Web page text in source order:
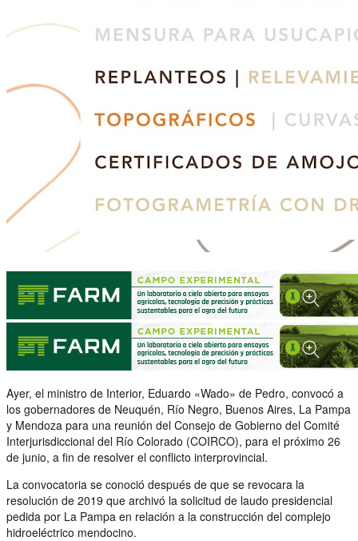
Ayer, el ministro de Interior, Eduardo «Wado» de Pedro, convocó a
los gobernadores de Neuquén, Río Negro, Buenos Aires, La Pampa
y Mendoza para una reunión del Consejo de Gobierno del Comité
Interjurisdiccional del Río Colorado (COIRCO), para el próximo 26
de junio, a fin de resolver el conflicto interprovincial.
La convocatoria se conoció después de que se revocara la
resolución de 2019 que archivó la solicitud de laudo presidencial
pedida por La Pampa en relación a la construcción del complejo
hidroeléctrico mendocino.